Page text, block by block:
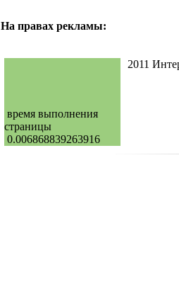
На правах рекламы:
время выполнения
страницы
0.006868839263916
2011